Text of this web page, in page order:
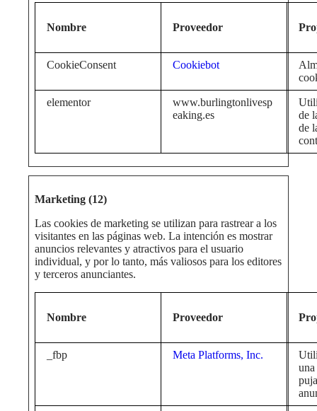
Nombre Proveedor
CookieConsent Cookiebot
elementor
www.burlingtonlivesp
eaking.es
de
de
Marketing (12)
Las cookies de marketing se utilizan para rastrear a los
visitantes en las páginas web. La intención es mostrar
anuncios relevantes y atractivos para el usuario
individual, y por lo tanto, más valiosos para los editores
y terceros anunciantes.
Nombre Proveedor
_fbp Meta Platforms, Inc.